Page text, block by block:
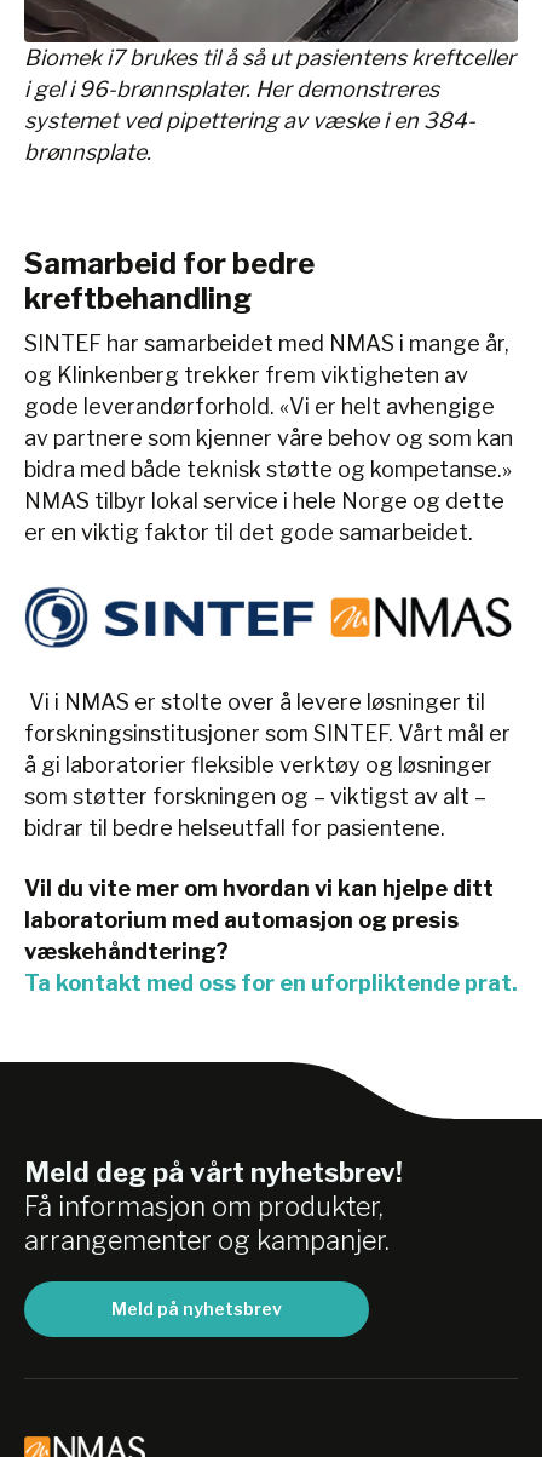
Biomek i7 brukes til å så ut pasientens kreftceller
i gel i 96-brønnsplater. Her demonstreres
systemet ved pipettering av væske i en 384-
brønnsplate.
Samarbeid for bedre
kreftbehandling
SINTEF har samarbeidet med NMAS i mange år,
og Klinkenberg trekker frem viktigheten av
gode leverandørforhold. «Vi er helt avhengige
av partnere som kjenner våre behov og som kan
bidra med både teknisk støtte og kompetanse.»
NMAS tilbyr lokal service i hele Norge og dette
er en viktig faktor til det gode samarbeidet.
Vi i NMAS er stolte over å levere løsninger til
forskningsinstitusjoner som SINTEF. Vårt mål er
å gi laboratorier fleksible verktøy og løsninger
som støtter forskningen og – viktigst av alt –
bidrar til bedre helseutfall for pasientene.
Vil du vite mer om hvordan vi kan hjelpe ditt
laboratorium med automasjon og presis
væskehåndtering?
Ta kontakt med oss for en uforpliktende prat.
Meld deg på vårt nyhetsbrev!
Få informasjon om produkter,
arrangementer og kampanjer.
Meld på nyhetsbrev